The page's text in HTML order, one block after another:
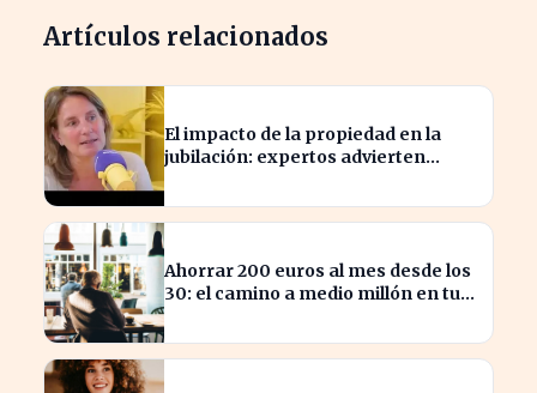
Artículos relacionados
El impacto de la propiedad en la
jubilación: expertos advierten
Ahorrar 200 euros al mes desde los
30: el camino a medio millón en tu